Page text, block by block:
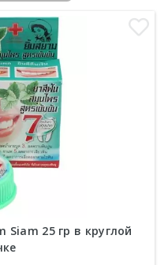
Siam 25 гр в круглой